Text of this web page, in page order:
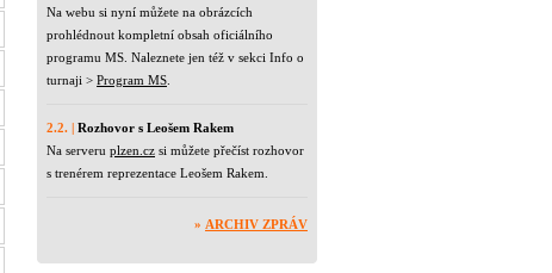
Na webu si nyní můžete na obrázcích
prohlédnout kompletní obsah oficiálního
programu MS. Naleznete jen též v sekci Info o
turnaji > Program MS
2.2. | Rozhovor s Leošem Rakem
Na serveru plzen.cz si můžete přečíst rozhovor
s trenérem reprezentace Leošem Rakem.
» ARCHIV ZPRÁV